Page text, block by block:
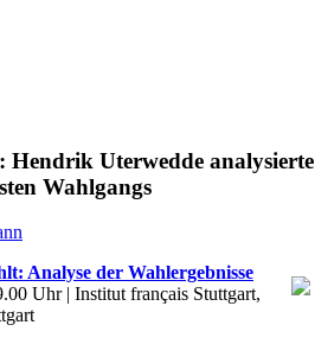
Hendrik Uterwedde analysierte
Wahlgangs
Analyse der Wahlergebnisse
Uhr | Institut français Stuttgart,